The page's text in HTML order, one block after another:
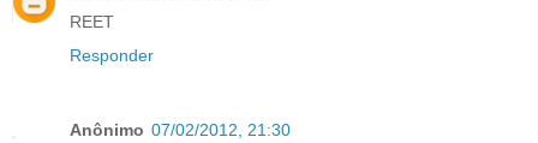
REET
Responder
Anônimo 07/02/2012, 21:30